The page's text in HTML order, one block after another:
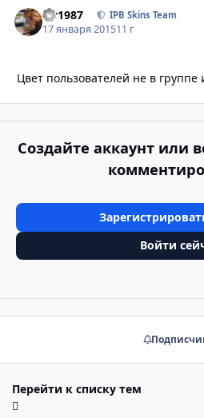
siv1987 IPB Skins Team
17 января 201511 г
Цвет пользователей не в группе
Создайте аккаунт или
Войти
Перейти к списку тем